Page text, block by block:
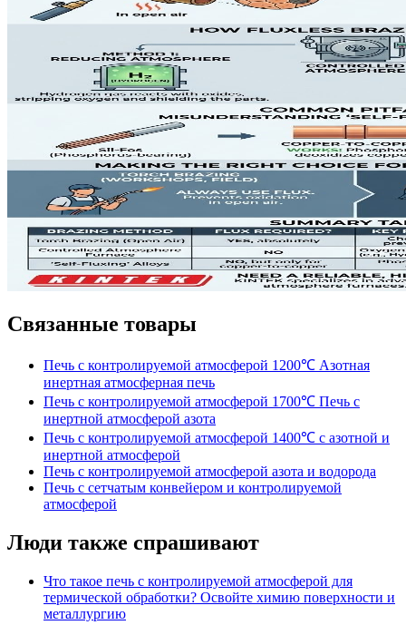
Связанные товары
Печь с контролируемой атмосферой 1200℃ Азотная
инертная атмосферная печь
Печь с контролируемой атмосферой 1700℃ Печь с
инертной атмосферой азота
Печь с контролируемой атмосферой 1400℃ с азотной и
инертной атмосферой
Печь с контролируемой атмосферой азота и водорода
Печь с сетчатым конвейером и контролируемой
атмосферой
Люди также спрашивают
Что такое печь с контролируемой атмосферой для
термической обработки? Освойте химию поверхности и
металлургию